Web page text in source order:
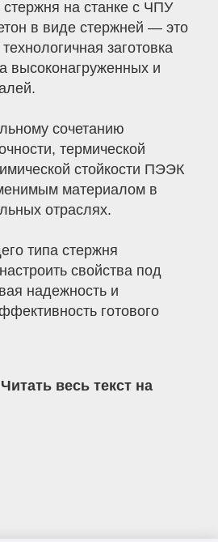
на станке с ЧПУ
в виде стержней — это
заготовка
высоконагруженных и
сочетанию
термической
стойкости ПЭЭК
материалом в
отраслях.
типа стержня
свойства под
надежность и
готового
Читать весь текст на